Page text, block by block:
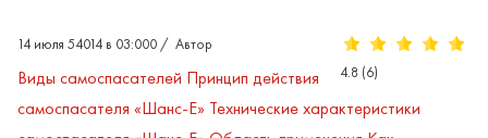
14 июля 54014 в 03:000 / Автор
4.8 (6)
Виды самоспасателей Принцип действия
самоспасателя «Шанс-Е» Технические характеристики